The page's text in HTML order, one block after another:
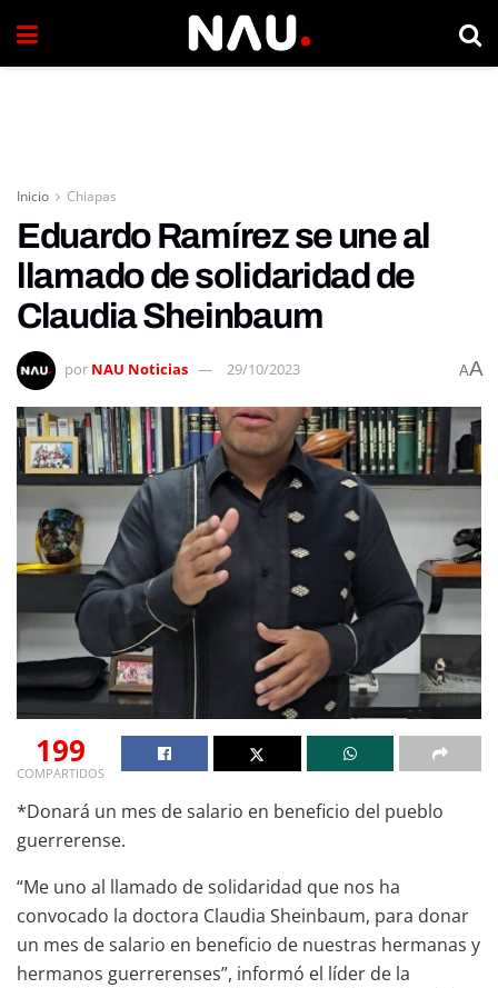
Inicio Chiapas
Eduardo Ramírez se une al
llamado de solidaridad de
Claudia Sheinbaum
por NAU Noticias 29/10/2023 AA
199
COMPARTIDOS
*Donará un mes de salario en beneficio del pueblo
guerrerense.
“Me uno al llamado de solidaridad que nos ha
convocado la doctora Claudia Sheinbaum, para donar
un mes de salario en beneficio de nuestras hermanas y
hermanos guerrerenses”, informó el líder de la